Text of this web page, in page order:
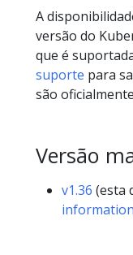
A
versão do
que é
suporte para
são
Versão
v1.36 (esta
information